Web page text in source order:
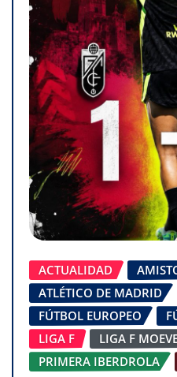
ACTUALIDAD
ATLÉTICO DE MADRID
FÚTBOL EUROPEO
LIGA F
LIGA F
PRIMERA IBERDROLA